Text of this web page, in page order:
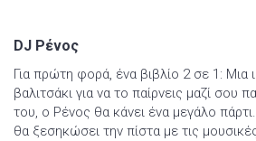
DJ Ρένος
Για πρώτη φορά, ένα βιβλίο 2 σε 1: Μια
βαλιτσάκι για να το παίρνεις μαζί σου
του, ο Ρένος θα κάνει ένα μεγάλο
θα ξεσηκώσει την πίστα με τις